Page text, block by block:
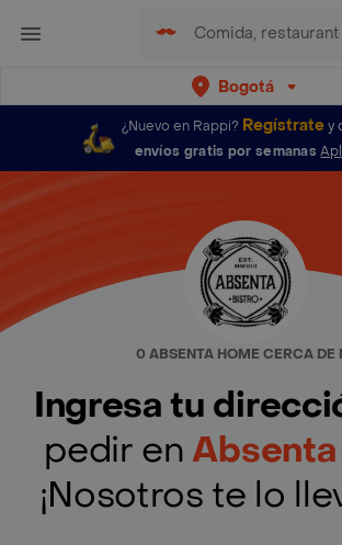
Bogotá
¿Nuevo en Rappi? Regístratey
envíos gratis por semanas
0 ABSENTA HOME CERCA DE
Ingresa tu
pedir en
¡Nosotros te lo